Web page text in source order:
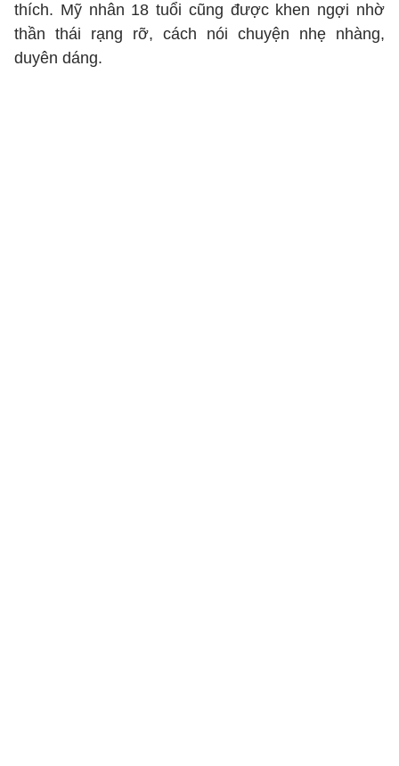
thích. Mỹ nhân 18 tuổi cũng được khen ngợi nhờ
thần thái rạng rỡ, cách nói chuyện nhẹ nhàng,
duyên dáng.